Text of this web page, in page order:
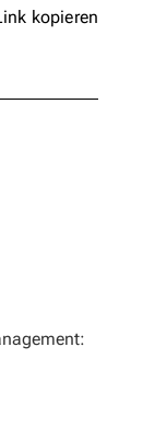
kopieren